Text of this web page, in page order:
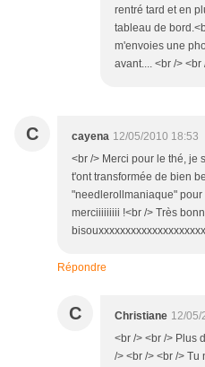
rentré tard et en
tableau de
m'envoies une
avant.... <br /> <br
C cayena 12/05/2010 18:53
<br /> Merci pour le thé, je
t'ont transformée de bien
"needlerollmaniaque"
merciiiiiiiii !<br /> Très
Répondre
C Christiane 12/05/
<br /> <br /> Plus
/> <br /> <br />